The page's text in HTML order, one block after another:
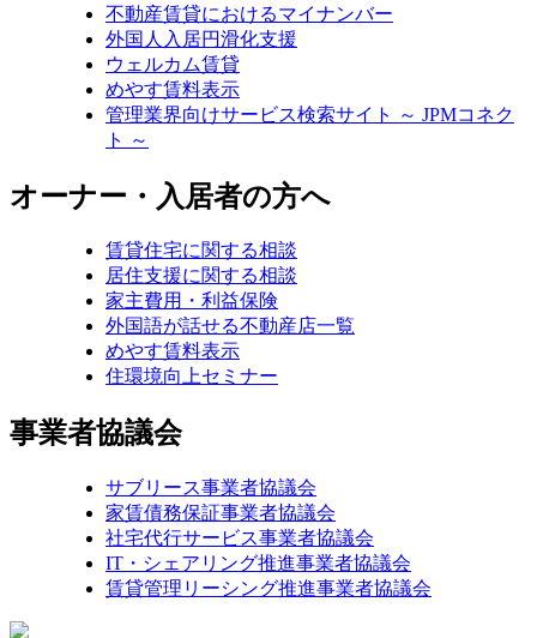
不動産賃貸におけるマイナンバー
外国人入居円滑化支援
ウェルカム賃貸
めやす賃料表示
管理業界向けサービス検索サイト ～ JPMコネク
ト ～
オーナー・入居者の方へ
賃貸住宅に関する相談
居住支援に関する相談
家主費用・利益保険
外国語が話せる不動産店一覧
めやす賃料表示
住環境向上セミナー
事業者協議会
サブリース事業者協議会
家賃債務保証事業者協議会
社宅代行サービス事業者協議会
IT・シェアリング推進事業者協議会
賃貸管理リーシング推進事業者協議会